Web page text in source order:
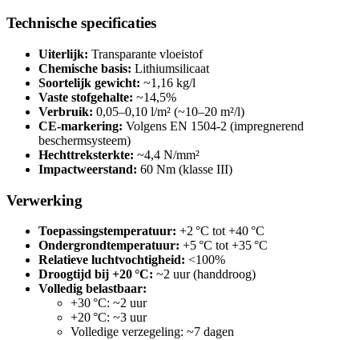
Technische specificaties
Uiterlijk: Transparante vloeistof
Chemische basis: Lithiumsilicaat
Soortelijk gewicht: ~1,16 kg/l
Vaste stofgehalte: ~14,5%
Verbruik: 0,05–0,10 l/m² (~10–20 m²/l)
CE-markering: Volgens EN 1504-2 (impregnerend
beschermsysteem)
Hechttreksterkte: ~4,4 N/mm²
Impactweerstand: 60 Nm (klasse III)
Verwerking
Toepassingstemperatuur: +2 °C tot +40 °C
Ondergrondtemperatuur: +5 °C tot +35 °C
Relatieve luchtvochtigheid: <100%
Droogtijd bij +20 °C: ~2 uur (handdroog)
Volledig belastbaar:
+30 °C: ~2 uur
+20 °C: ~3 uur
Volledige verzegeling: ~7 dagen